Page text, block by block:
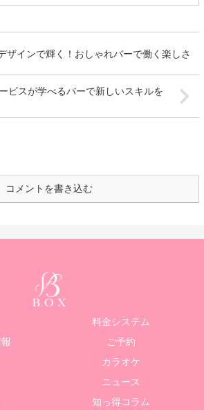
ザインで輝く！おしゃれバーで働く楽しさ
ビスが学べるバーで新しいスキルを
コメントを書き込む
料金システム
ご予約
カラオケ
ニュース
知っ得コラム